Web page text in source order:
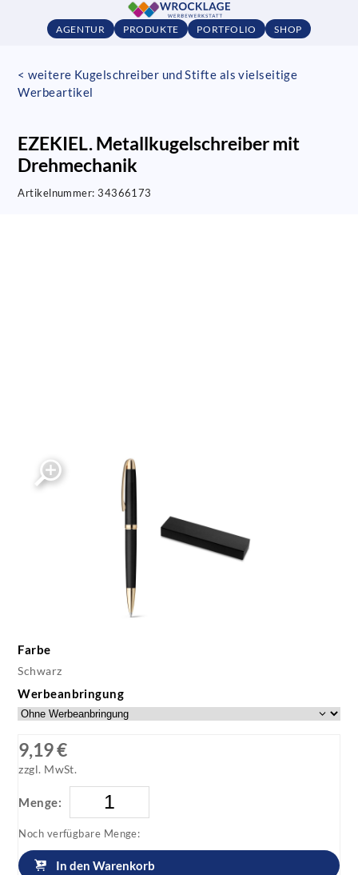
AGENTUR PRODUKTE PORTFOLIO SHOP
< weitere Kugelschreiber und Stifte als vielseitige
Werbeartikel
EZEKIEL. Metallkugelschreiber mit
Drehmechanik
Artikelnummer:34366173
Farbe
Schwarz
Werbeanbringung
9,19 €
zzgl. MwSt.
Menge:
Noch verfügbare Menge:
In den Warenkorb